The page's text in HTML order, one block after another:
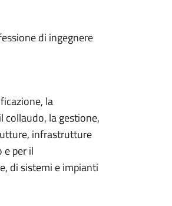
di ingegnere
la
collaudo, la gestione,
infrastrutture
per il
di sistemi e impianti